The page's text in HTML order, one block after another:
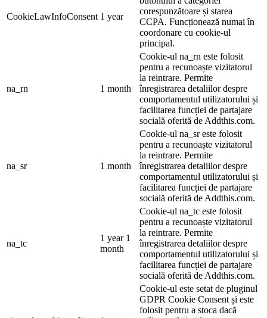
CookieLawInfoConsent 1 year
corespunzătoare și starea
CCPA. Funcționează numai în
coordonare cu cookie-ul
principal.
na_rn 1 month
Cookie-ul na_rn este folosit
pentru a recunoaște vizitatorul
la reintrare. Permite
înregistrarea detaliilor despre
comportamentul utilizatorului și
facilitarea funcției de partajare
socială oferită de Addthis.com.
na_sr 1 month
Cookie-ul na_sr este folosit
pentru a recunoaște vizitatorul
la reintrare. Permite
înregistrarea detaliilor despre
comportamentul utilizatorului și
facilitarea funcției de partajare
socială oferită de Addthis.com.
na_tc
1 year 1
month
Cookie-ul na_tc este folosit
pentru a recunoaște vizitatorul
la reintrare. Permite
înregistrarea detaliilor despre
comportamentul utilizatorului și
facilitarea funcției de partajare
socială oferită de Addthis.com.
Cookie-ul este setat de pluginul
GDPR Cookie Consent și este
folosit pentru a stoca dacă